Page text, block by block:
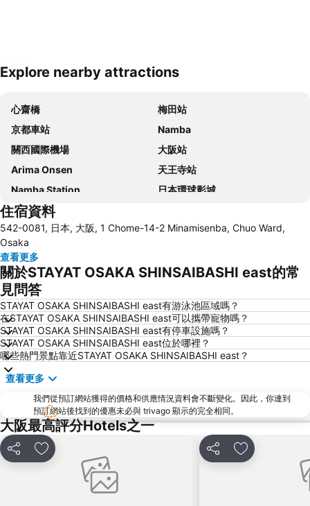
展開地圖
Explore nearby attractions
心齋橋
梅田站
京都車站
Namba
關西國際機場
大阪站
Arima Onsen
天王寺站
Namba Station
日本環球影城
道頓崛
神戶三宮車站
Namba City
心齋橋站
大阪城
道頓堀
嵐山竹林
清水寺
Rinku Town Station
Yodoyabashi Station
Osaka City Air Terminal
奈良車站
神戶車站
Karasuma Station
Kitahama Station
京都市役所前車站
Osaka Castle
二條城
Kyobashi Station
住宿資料
542-0081, 日本, 大阪, 1 Chome-14-2 Minamisenba, Chuo Ward,
Osaka
查看更多
關於STAYAT OSAKA SHINSAIBASHI east的常
見問答
STAYAT OSAKA SHINSAIBASHI east有游泳池區域嗎？
在STAYAT OSAKA SHINSAIBASHI east可以攜帶寵物嗎？
STAYAT OSAKA SHINSAIBASHI east有停車設施嗎？
STAYAT OSAKA SHINSAIBASHI east位於哪裡？
哪些熱門景點靠近STAYAT OSAKA SHINSAIBASHI east？
查看更多
我們從預訂網站獲得的價格和供應情況資料會不斷變化。因此，你連到
預訂網站後找到的優惠未必與 trivago 顯示的完全相同。
大阪最高評分Hotels之一
分享 放到收藏夾 分享 放到收藏夾